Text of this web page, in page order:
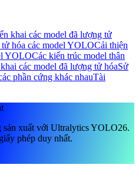
khai các model đã lượng tử
hóa các model YOLOCải thiện
YOLOCác kiến trúc model thân
các model đã lượng tử hóaSử
phần cứng khác nhauTài
sản xuất với Ultralytics YOLO26.
phép duy nhất.